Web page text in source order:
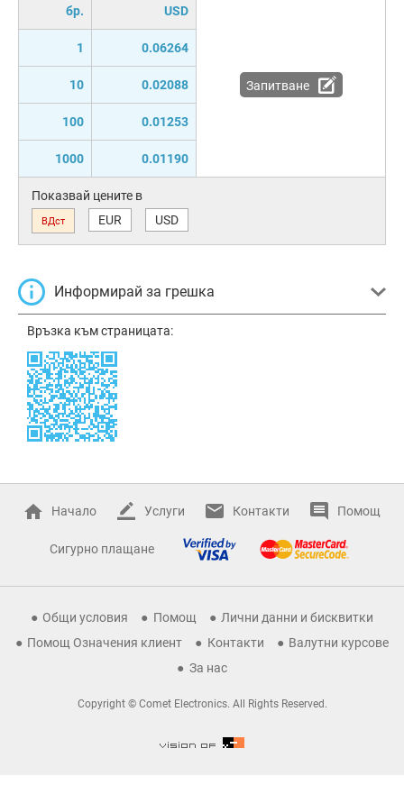
бр. USD
1 0.06264
10 0.02088
100 0.01253
1000 0.01190
Запитване
Показвай цените в
ВДст EUR USD
Информирай за грешка
Връзка към страницата:
Начало Услуги Контакти Помощ
Сигурно плащане
Общи условия Помощ
Лични данни и бисквитки
Помощ Означения клиент
Контакти
Валутни курсове
За нас
Copyright © Comet Electronics. All Rights Reserved.